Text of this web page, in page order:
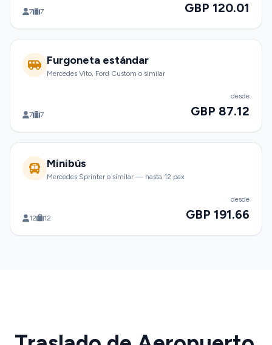
7 7 GBP 120.01
Furgoneta estándar
Mercedes Vito, Ford Custom o similar
7 7
desde
GBP 87.12
Minibús
Mercedes Sprinter o similar — hasta 12 pax
12 12
desde
GBP 191.66